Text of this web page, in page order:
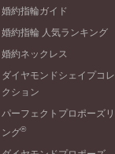
ラインメレ
モード
エレガント
ゴージャス
50万円台～
20万円台～
10万円台～
婚約指輪ガイド
婚約指輪 人気ランキング
婚約ネックレス
ダイヤモンドシェイプコレ
クション
パーフェクトプロポーズリ
ング®